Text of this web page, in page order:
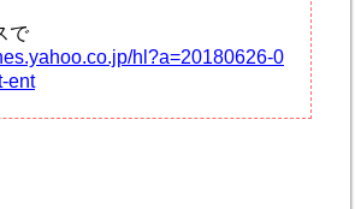
で
hl?a=20180626-0
ent